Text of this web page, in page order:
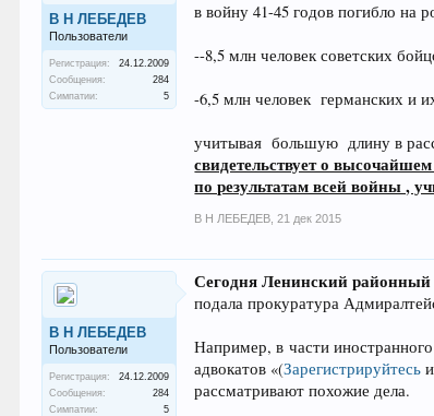
В Н ЛЕБЕДЕВ
Пользователи
Регистрация:
24.12.2009
Сообщения:
284
Симпатии:
5
в войну 41-45 годов погибло на
--8,5 млн человек советских
-6,5 млн человек германских и
учитывая большую длину в
свидетельствует о
по результатам всей войны ,
В Н ЛЕБЕДЕВ 21 дек 2015
В Н ЛЕБЕДЕВ
Пользователи
Регистрация:
24.12.2009
Сообщения:
284
Симпатии:
5
Сегодня Ленинский районный
подала прокуратура
Например, в части
адвокатов «(Зарегистрируйтесь
рассматривают похожие дела.